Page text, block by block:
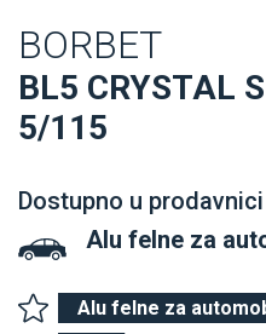
BORBET
BL5 CRYSTAL
5/115
Dostupno u prodavnici
Alu felne za
Alu felne za